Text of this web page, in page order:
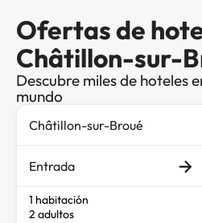
Ofertas de
Châtillon-sur-
Descubre miles de hoteles
mundo
Entrada
1 habitación
2 adultos